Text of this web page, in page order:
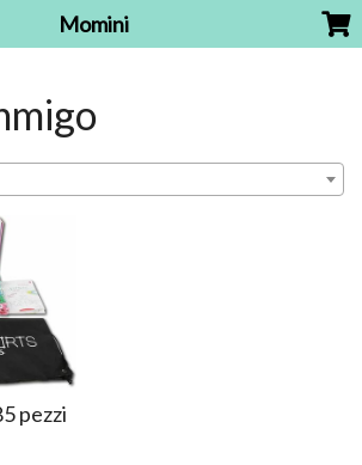
Momini
pezzi